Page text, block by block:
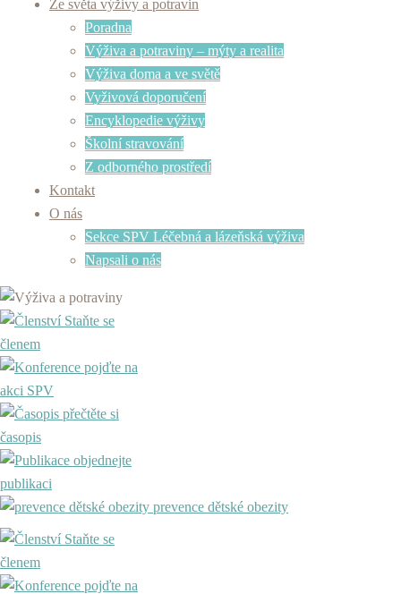
Ze světa výživy a potravin
Poradna
Výživa a potraviny – mýty a realita
Výživa doma a ve světě
Vyživová doporučení
Encyklopedie výživy
Školní stravování
Z odborného prostředí
Kontakt
O nás
Sekce SPV Léčebná a lázeňská výživa
Napsali o nás
Staňte se
členem
pojďte na
akci SPV
přečtěte si
časopis
objednejte
publikaci
prevence dětské obezity
Staňte se
členem
pojďte na